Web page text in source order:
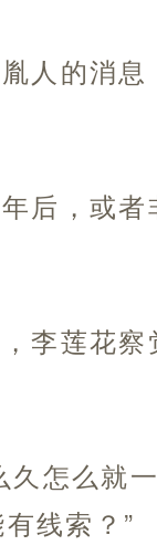
人的消
后，或
李莲花
怎么就
线索？”